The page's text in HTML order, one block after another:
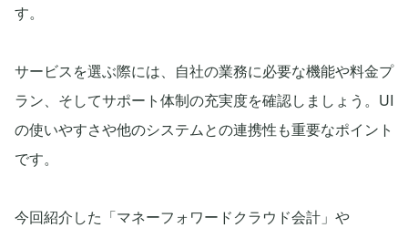
す。
サービスを選ぶ際には、自社の業務に必要な機能や料金プ
ラン、そしてサポート体制の充実度を確認しましょう。UI
の使いやすさや他のシステムとの連携性も重要なポイント
です。
今回紹介した「マネーフォワードクラウド会計」や